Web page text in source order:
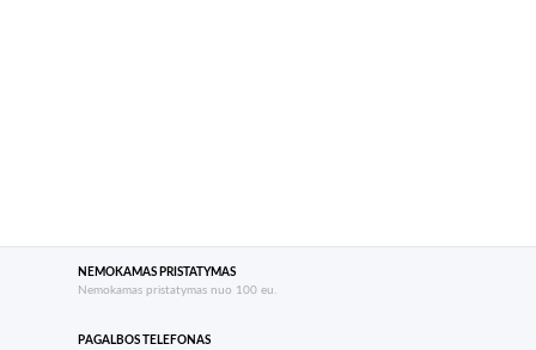
NEMOKAMAS PRISTATYMAS
Nemokamas pristatymas nuo 100 eu.
PAGALBOS TELEFONAS